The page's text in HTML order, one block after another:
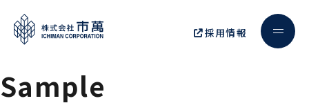
採用情報
Sample